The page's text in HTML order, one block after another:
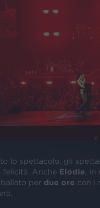
lo spettacolo, gli
felicità. Anche Elodie ,
per due ore con i